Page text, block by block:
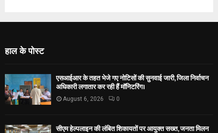
हाल के पोस्ट
एसआईआर के तहत भेजे गए नोटिसों की सुनवाई जारी, जिला निर्वाचन
अधिकारी लगातार कर रही हैं मॉनिटरिंग।
August 6, 2026 0
सीएम हेल्पलाइन की लंबित शिकायतों पर आयुक्त सख्त, जनता मिलन